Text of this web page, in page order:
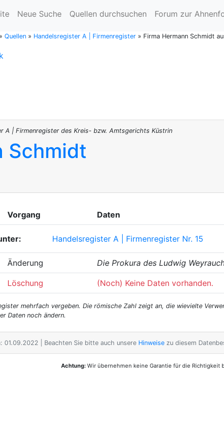
Neue Suche Quellen durchsuchen Forum zur
» Quellen » Handelsregister A | Firmenregister » Firma Hermann Schmidt
A | Firmenregister des Kreis- bzw. Amtsgerichts Küstrin
Schmidt
Vorgang Daten
Handelsregister A | Firmenregister Nr. 15
Änderung Die Prokura des Ludwig
Löschung (Noch) Keine Daten vorhanden.
mehrfach vergeben. Die römische Zahl zeigt an, die wievielte
Daten noch ändern.
01.09.2022 | Beachten Sie bitte auch unsere Hinweise zu diesem
Achtung:Wir übernehmen keine Garantie für die Richtigkeit